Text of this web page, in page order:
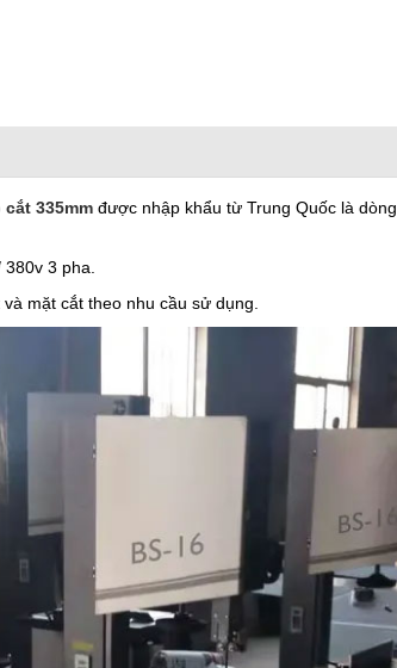
335mm được nhập khẩu từ Trung Quốc là dòng
3 pha.
mặt cắt theo nhu cầu sử dụng.